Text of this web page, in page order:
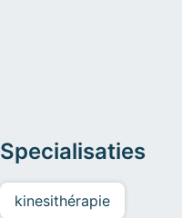
Specialisaties
kinesithérapie